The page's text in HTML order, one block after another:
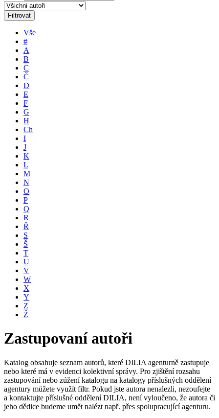
Filtrovat
Vše
#
A
B
C
Č
D
E
F
G
H
Ch
I
J
K
L
M
N
O
P
Q
R
Ř
S
Š
T
U
V
W
X
Y
Z
Ž
Zastupovaní autoři
Katalog obsahuje seznam autorů, které DILIA agenturně zastupuje
nebo které má v evidenci kolektivní správy. Pro zjištění rozsahu
zastupování nebo zúžení katalogu na katalogy příslušných oddělení
agentury můžete využít filtr. Pokud jste autora nenalezli, nezoufejte
a kontaktujte příslušné oddělení DILIA, není vyloučeno, že autora či
jeho dědice budeme umět nalézt např. přes spolupracující agenturu.